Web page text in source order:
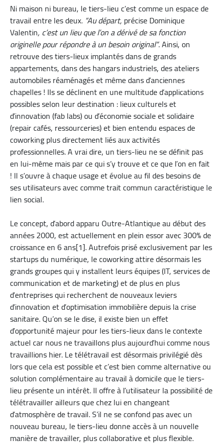
Ni maison ni bureau, le tiers-lieu c’est comme un espace de
travail entre les deux. “Au départ, précise Dominique
Valentin, c’est un lieu que l’on a dérivé de sa fonction
originelle pour répondre à un besoin original“. Ainsi, on
retrouve des tiers-lieux implantés dans de grands
appartements, dans des hangars industriels, des ateliers
automobiles réaménagés et même dans d’anciennes
chapelles ! Ils se déclinent en une multitude d’applications
possibles selon leur destination : lieux culturels et
d’innovation (fab labs) ou d’économie sociale et solidaire
(repair cafés, ressourceries) et bien entendu espaces de
coworking plus directement liés aux activités
professionnelles. A vrai dire, un tiers-lieu ne se définit pas
en lui-même mais par ce qui s’y trouve et ce que l’on en fait
! Il s’ouvre à chaque usage et évolue au fil des besoins de
ses utilisateurs avec comme trait commun caractéristique le
lien social.
Le concept, d’abord apparu Outre-Atlantique au début des
années 2000, est actuellement en plein essor avec 300% de
croissance en 6 ans[1]. Autrefois prisé exclusivement par les
startups du numérique, le coworking attire désormais les
grands groupes qui y installent leurs équipes (IT, services de
communication et de marketing) et de plus en plus
d’entreprises qui recherchent de nouveaux leviers
d’innovation et d’optimisation immobilière depuis la crise
sanitaire. Qu’on se le dise, il existe bien un effet
d’opportunité majeur pour les tiers-lieux dans le contexte
actuel car nous ne travaillons plus aujourd’hui comme nous
travaillions hier. Le télétravail est désormais privilégié dès
lors que cela est possible et c’est bien comme alternative ou
solution complémentaire au travail à domicile que le tiers-
lieu présente un intérêt. Il offre à l’utilisateur la possibilité de
télétravailler ailleurs que chez lui en changeant
d’atmosphère de travail. S’il ne se confond pas avec un
nouveau bureau, le tiers-lieu donne accès à un nouvelle
manière de travailler, plus collaborative et plus flexible.